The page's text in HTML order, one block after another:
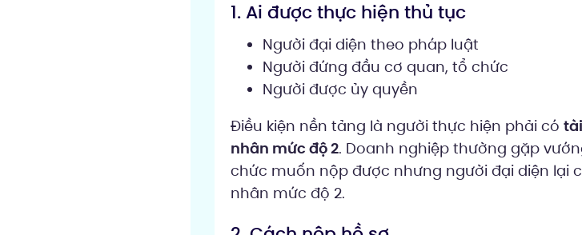
1. Ai được thực hiện thủ tục
Người đại diện theo pháp luật
Người đứng đầu cơ quan, tổ chức
Người được ủy quyền
Điều kiện nền tảng là người thực hiện phải có
nhân mức độ 2. Doanh nghiệp thường gặp
chức muốn nộp được nhưng người đại diện lại
nhân mức độ 2.